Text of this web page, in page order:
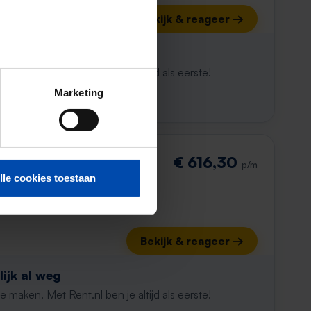
Marketing
cookies toestaan
Bekijk & reageer →
al weg
maken. Met Rent.nl ben je altijd als eerste!
€ 616,30 p/m
Bekijk & reageer →
al weg
maken. Met Rent.nl ben je altijd als eerste!